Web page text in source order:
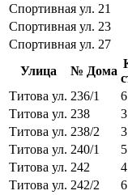
Спортивная ул. 21
Спортивная ул. 23
Спортивная ул. 27
Улица
№ Дома
Титова ул. 236/1
6
Титова ул. 238
3
Титова ул. 238/2
3
Титова ул. 240/1
5
Титова ул. 242
4
Титова ул. 242/2
6